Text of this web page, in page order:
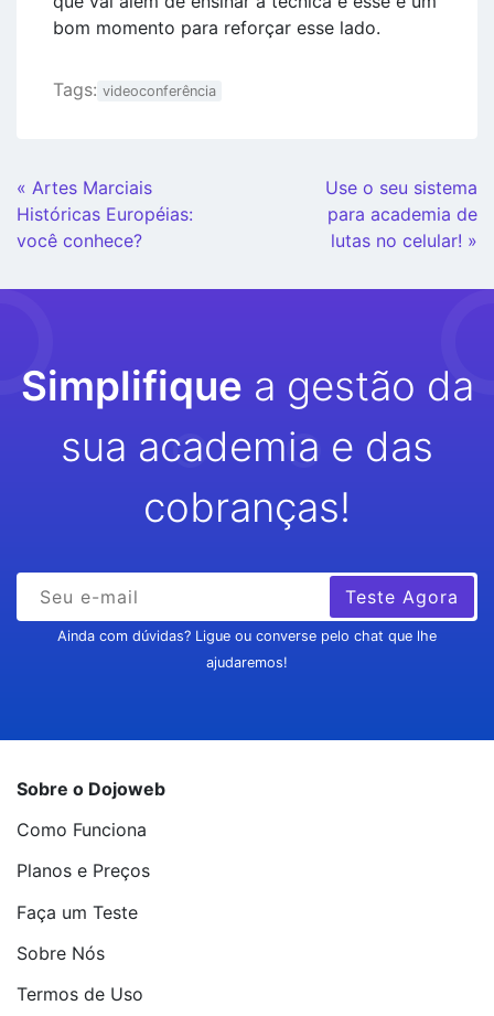
bom momento para reforçar esse lado.
Tags: videoconferência
Continue
Lendo
« Artes Marciais
Históricas Européias:
você conhece?
Use o seu sistema
para academia de
lutas no celular! »
Simplifique a gestão da
sua academia e das
cobranças!
Teste Agora
Ainda com dúvidas? Ligue ou converse pelo chat que lhe
ajudaremos!
Sobre o Dojoweb
Como Funciona
Planos e Preços
Faça um Teste
Sobre Nós
Termos de Uso